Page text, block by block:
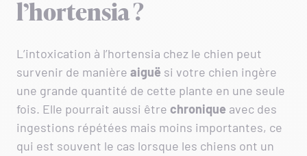
l’hortensia ?
L’intoxication à l’hortensia chez le chien peut
survenir de manière aiguë si votre chien ingère
une grande quantité de cette plante en une seule
fois. Elle pourrait aussi être chronique avec des
ingestions répétées mais moins importantes, ce
qui est souvent le cas lorsque les chiens ont un